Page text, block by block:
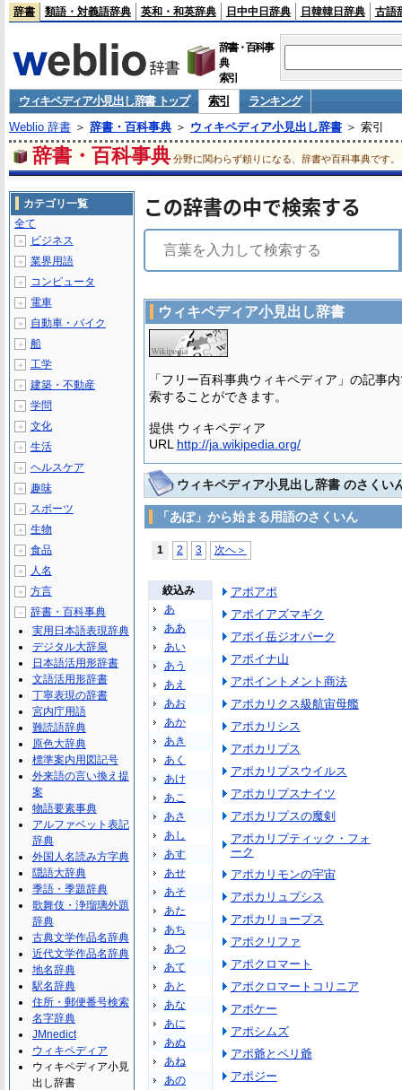
辞書 類語・対義語辞典 英和・和英辞典 日中中日辞典 日韓韓日辞典 古語
辞書・百科事
典
索引
ウィキペディア小見出し辞書 トップ 索引
ランキング
Weblio 辞書＞ 辞書・百科事典＞ ウィキペディア小見出し辞書＞ 索引
辞書・百科事典 分野に関わらず頼りになる、辞書や百科事典です。
この辞書の中で検索する
ウィキペディア小見出し辞書
「フリー百科事典ウィキペディア」の記事
索することができます。
提供 ウィキペディア
URL http://ja.wikipedia.org/
ウィキペディア小見出し辞書 のさくい
「あぽ」から始まる用語のさくいん
1 2 3 次へ＞
絞込み
あ
ああ
あい
あう
あえ
あお
あか
あき
あく
あけ
あこ
あさ
あし
あす
あせ
あそ
あた
あち
あつ
あて
あと
あな
あに
あぬ
あね
あの
アポアポ
アポイアズマギク
アポイ岳ジオパーク
アポイナ山
アポイントメント商法
アポカリクス級航宙母艦
アポカリシス
アポカリプス
アポカリプスウイルス
アポカリプスナイツ
アポカリプスの魔剣
アポカリプティック・フォ
ーク
アポカリモンの宇宙
アポカリュプシス
アポカリョープス
アポクリファ
アポクロマート
アポクロマートコリニア
アポケー
アポシムズ
アポ爺とペリ爺
アポジー
カテゴリ一覧
全て
＋ ビジネス
＋ 業界用語
＋ コンピュータ
＋ 電車
＋ 自動車・バイク
＋ 船
＋ 工学
＋ 建築・不動産
＋ 学問
＋ 文化
＋ 生活
＋ ヘルスケア
＋ 趣味
＋ スポーツ
＋ 生物
＋ 食品
＋ 人名
＋ 方言
－
辞書・百科事典
実用日本語表現辞典
デジタル大辞泉
日本語活用形辞書
文語活用形辞書
丁寧表現の辞書
宮内庁用語
難読語辞典
原色大辞典
標準案内用図記号
外来語の言い換え提
案
物語要素事典
アルファベット表記
辞典
外国人名読み方字典
隠語大辞典
季語・季題辞典
歌舞伎・浄瑠璃外題
辞典
古典文学作品名辞典
近代文学作品名辞典
地名辞典
駅名辞典
住所・郵便番号検索
名字辞典
JMnedict
ウィキペディア
ウィキペディア小見
出し辞書